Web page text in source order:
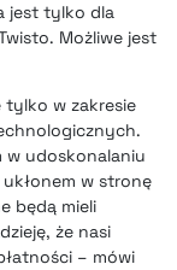
jest tylko dla
Możliwe jest
tylko w zakresie
w udoskonalaniu
w stronę
będą mieli
że nasi
– mówi